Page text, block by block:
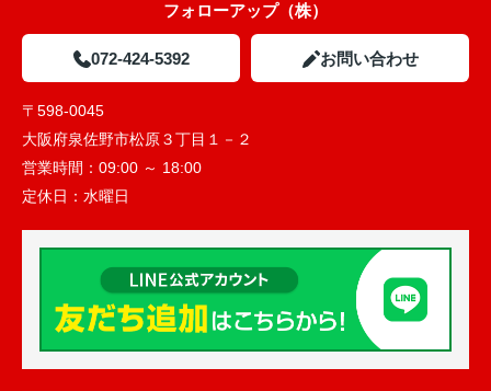
フォローアップ（株）
072-424-5392 お問い合わせ
〒598-0045
大阪府泉佐野市松原３丁目１－２
営業時間： 09:00 ～ 18:00
定休日： 水曜日